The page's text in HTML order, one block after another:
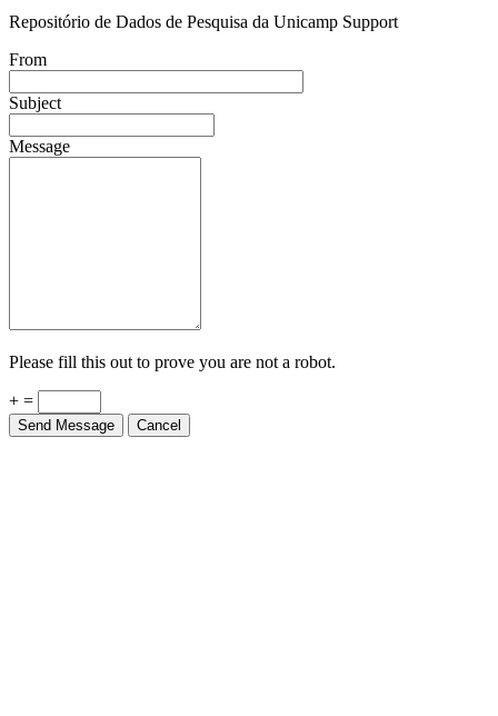
Repositório de Dados de Pesquisa da Unicamp Support
From
Subject
Message
Please fill this out to prove you are not a robot.
+ =
Send Message Cancel